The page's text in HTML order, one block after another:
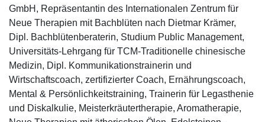
GmbH, Repräsentantin des Internationalen Zentrum für
Neue Therapien mit Bachblüten nach Dietmar Krämer,
Dipl. Bachblütenberaterin, Studium Public Management,
Universitäts-Lehrgang für TCM-Traditionelle chinesische
Medizin, Dipl. Kommunikationstrainerin und
Wirtschaftscoach, zertifizierter Coach, Ernährungscoach,
Mental & Persönlichkeitstraining, Trainerin für Legasthenie
und Diskalkulie, Meisterkräutertherapie, Aromatherapie,